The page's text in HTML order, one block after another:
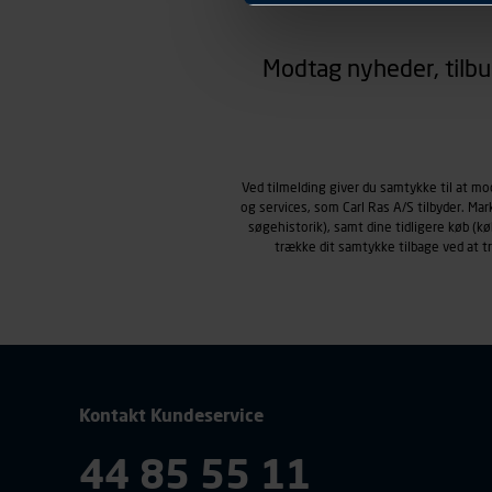
hjemmesiden ser ud eller
Markedsføringscookies
Carl Ras anvender
henblik på markedsføring,
smartphone mv.) samt de
Vi henviser endvidere til
personoplysninger.
Modtag nyheder,
Ved tilmelding giver du samtykke til at
og services, som Carl Ras A/S tilbyder.
søgehistorik), samt dine tidligere køb
trække dit samtykke tilbage ved at
Kontakt Kundeservice
44 85 55 11